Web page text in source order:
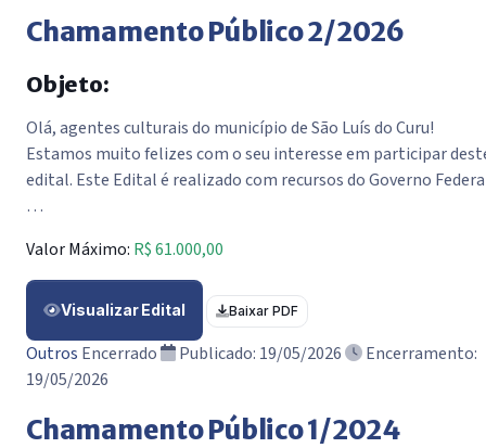
Chamamento Público 2/2026
Objeto:
Olá, agentes culturais do município de São Luís do Curu!
Estamos muito felizes com o seu interesse em participar
edital. Este Edital é realizado com recursos do Governo
…
Valor Máximo: R$ 61.000,00
Visualizar Edital Baixar PDF
Outros Encerrado Publicado: 19/05/2026
Encerramento:
19/05/2026
Chamamento Público 1/2024